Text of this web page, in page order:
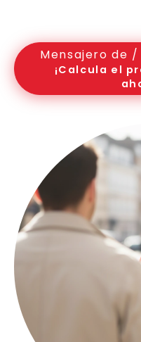
Mensajero de
¡Calcula el